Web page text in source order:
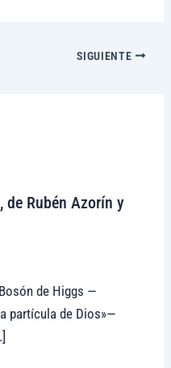
SIGUIENTE
de Rubén Azorín y
de Higgs —
partícula de Dios»—